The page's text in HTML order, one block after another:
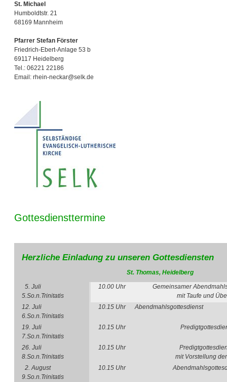
St. Michael
Humboldtstr. 21
68169 Mannheim
Pfarrer Stefan Förster
Friedrich-Ebert-Anlage 53 b
69117 Heidelberg
Tel.: 06221 22186
Email: rhein-neckar@selk.de
Gottesdiensttermine
Herzliche Einladung zu unseren Gottesdiensten
St. Thomas, Heidelberg
5. Juli
5.So.n.Trinitatis
10.00 Uhr
Gemeinsamer
mit Taufe und
12. Juli
6.So.n.Trinitatis
10.15 Uhr Abendmahlsgottesdienst
19. Juli
7.So.n.Trinitatis
10.15 Uhr
26. Juli
8.So.n.Trinitatis
10.15 Uhr
mit Vorstellung
2. August
9.So.n.Trinitatis
10.15 Uhr